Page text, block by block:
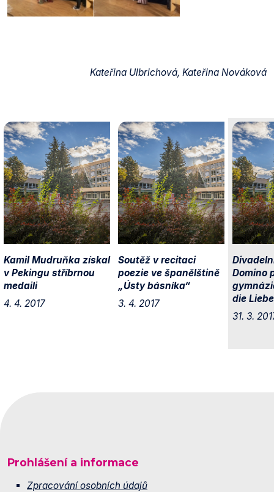
Kateřina Ulbrichová, Kateřina Nováková
Kamil Mudruňka získal
v Pekingu stříbrnou
medaili
4. 4. 2017
Soutěž v recitaci
poezie ve španělštině
„Ústy básníka“
3. 4. 2017
Domino
die
31. 3.
Prohlášení a informace
Zpracování osobních údajů